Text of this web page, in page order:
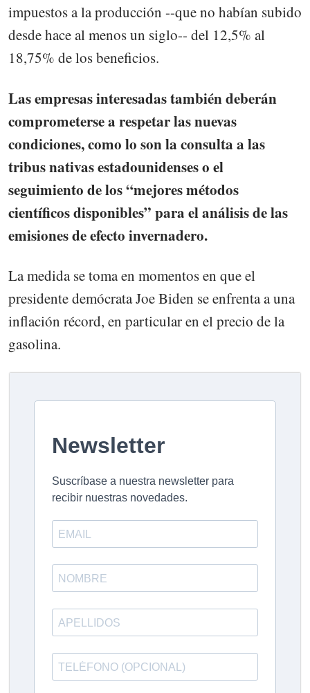
impuestos a la producción --que no habían subido
desde hace al menos un siglo-- del 12,5% al
18,75% de los beneficios.
Las empresas interesadas también deberán
comprometerse a respetar las nuevas
condiciones, como lo son la consulta a las
tribus nativas estadounidenses o el
seguimiento de los “mejores métodos
científicos disponibles” para el análisis de las
emisiones de efecto invernadero.
La medida se toma en momentos en que el
presidente demócrata Joe Biden se enfrenta a una
inflación récord, en particular en el precio de la
gasolina.